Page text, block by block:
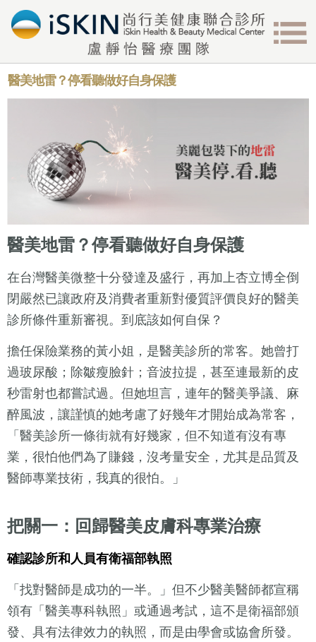
醫美地雷？停看聽做好自身保護
醫美地雷？停看聽做好自身保護
在台灣醫美微整十分發達及盛行，再加上杏立博全倒
閉嚴然已讓政府及消費者重新對優質評價良好的醫美
診所條件重新審視。到底該如何自保？
擔任保險業務的黃小姐，是醫美診所的常客。她曾打
過玻尿酸；除皺瘦臉針；音波拉提，甚至連最新的皮
秒雷射也都嘗試過。但她坦言，連年的醫美爭議、麻
醉風波，讓謹慎的她考慮了好幾年才開始成為常客，
「醫美診所一條街就有好幾家，但不知道有沒有專
業，很怕他們為了賺錢，沒考量安全，尤其是品質及
醫師專業技術，我真的很怕。」
把關一：回歸醫美皮膚科專業治療
確認診所和人員有衛福部執照
「找對醫師是成功的一半。」但不少醫美醫師都宣稱
領有「醫美專科執照」或通過考試，這不是衛福部頒
發、具有法律效力的執照，而是由學會或協會所發。